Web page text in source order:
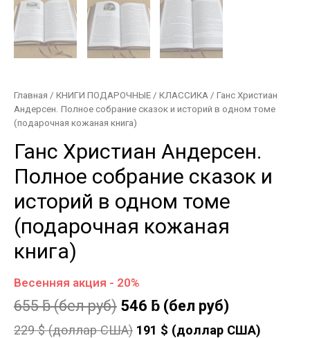
Главная / КНИГИ ПОДАРОЧНЫЕ / КЛАССИКА / Ганс Христиан
Андерсен. Полное собрание сказок и историй в одном томе
(подарочная кожаная книга)
Ганс Христиан Андерсен.
Полное собрание сказок и
историй в одном томе
(подарочная кожаная
книга)
Весенняя акция - 20%
655ƃ(бел руб) 546 ƃ (бел руб)
229$ (доллар США) 191 $ (доллар США)